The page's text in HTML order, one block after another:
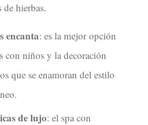
de hierbas.
encanta: es la mejor opción
con niños y la decoración
que se enamoran del estilo
de lujo: el spa con